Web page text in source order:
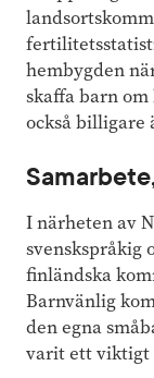
hembygden
skaffa barn
också billigare
I närheten av
svenskspråkig
finländska
Barnvänlig
den egna
varit ett viktigt